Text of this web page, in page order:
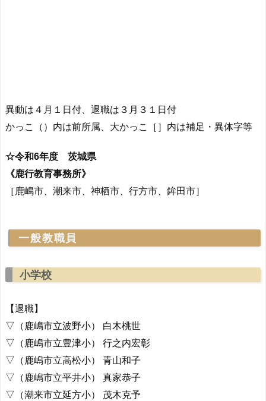
異動は４月１日付、退職は３月３１日付
かっこ（）内は前所属、大かっこ［］内は補足・異体字等
☆令和6年度 茨城県
《鹿行教育事務所》
［鹿嶋市、潮来市、神栖市、行方市、鉾田市］
一般教職員
小学校
【退職】
▽（鹿嶋市立波野小） 白木桃世
▽（鹿嶋市立豊津小） 行之内宏彰
▽（鹿嶋市立高松小） 青山和子
▽（鹿嶋市立平井小） 真家恭子
▽（潮来市立延方小） 茂木克予